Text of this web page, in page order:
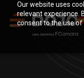
Our website uses
relevant experience.
consent to the use of